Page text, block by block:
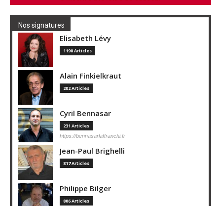
Nos signatures
Elisabeth Lévy
1190 Articles
Alain Finkielkraut
202 Articles
Cyril Bennasar
231 Articles
https://bennasarlaffranchi.fr
Jean-Paul Brighelli
817 Articles
Philippe Bilger
806 Articles